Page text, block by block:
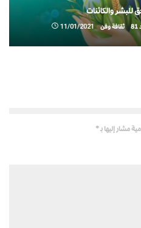
للبشر والكائنات
ثقافة وفن 11/01/2021
مشار إليها بـ*